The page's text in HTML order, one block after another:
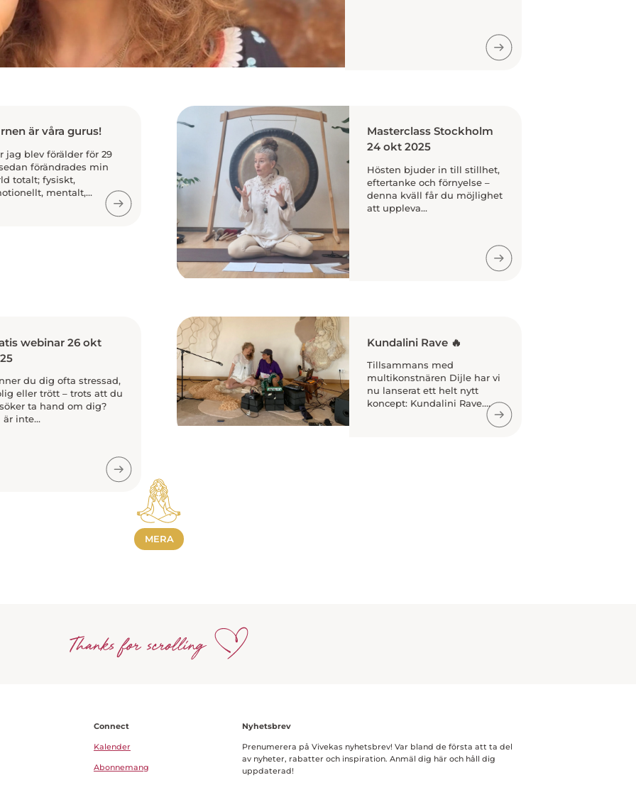
är våra gurus!
jag blev förälder för 29
förändrades min
totalt; fysiskt,
mentalt,...
Masterclass Stockholm
24 okt 2025
Hösten bjuder in till stillhet,
eftertanke och förnyelse –
denna kväll får du möjlighet
att uppleva...
webinar 26 okt
du dig ofta stressad,
eller trött – trots att du
ta hand om dig?
är inte...
Kundalini Rave 🔥
Tillsammans med
multikonstnären Dijle har vi
nu lanserat ett helt nytt
koncept: Kundalini Rave....
MERA
Connect
Kalender
Abonnemang
Nyhetsbrev
Prenumerera på Vivekas nyhetsbrev! Var bland de första att ta del
av nyheter, rabatter och inspiration. Anmäl dig här och håll dig
uppdaterad!